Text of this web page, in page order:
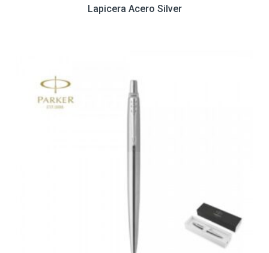
Lapicera Acero Silver